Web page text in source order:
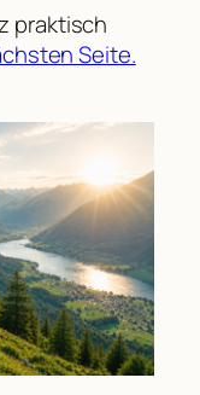
praktisch
Seite.